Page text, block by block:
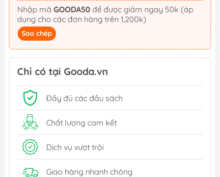
Nhập mã GOODA50
dụng cho các đơn hàng trên 1,200k)
Sao chép
Chỉ có tại Gooda.vn
Đầy đủ các đầu sách
Chất lượng cam kết
Dịch vụ vượt trội
Giao hàng nhanh chóng